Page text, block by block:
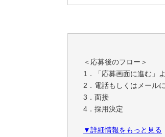
＜応募後のフロー＞
1．「応募画面に進む」
2．電話もしくはメール
3．面接
4．採用決定
※雇用元は株式会社平成
▼詳細情報をもっと見る